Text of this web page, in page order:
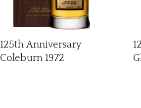
125th Anniversary
Coleburn 1972